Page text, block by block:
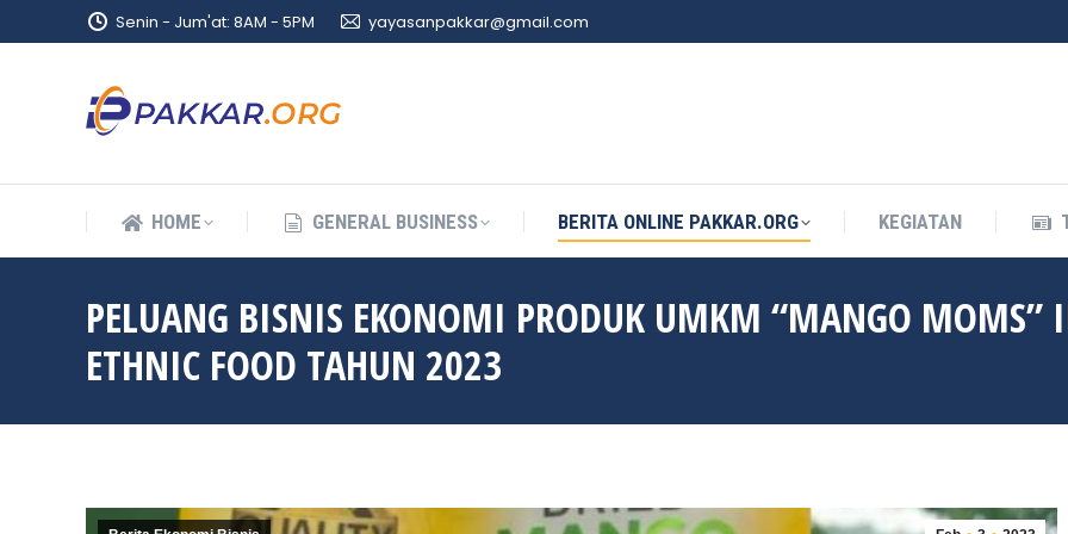
Senin - Jum'at: 8AM - 5PM yayasanpakkar@gmail.com
HOME GENERAL BUSINESS BERITA ONLINE PAKKAR.ORG KEGIATAN
PELUANG BISNIS EKONOMI PRODUK UMKM “MANGO MOMS”
ETHNIC FOOD TAHUN 2023
HOME GENERAL BUSINESS BERITA ONLINE PAKKAR.ORG KEGIATAN